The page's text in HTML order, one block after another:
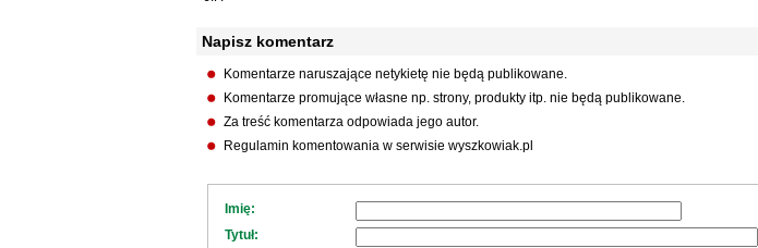
Napisz komentarz
Komentarze naruszające netykietę nie będą publikowane.
Komentarze promujące własne np. strony, produkty itp. nie będą publikowane.
Za treść komentarza odpowiada jego autor.
Regulamin komentowania w serwisie wyszkowiak.pl
Imię:
Tytuł: